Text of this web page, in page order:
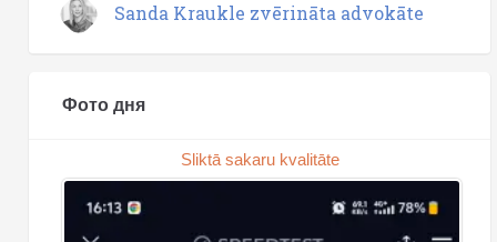
Sanda Kraukle zvērināta advokāte
Фото дня
Sliktā sakaru kvalitāte